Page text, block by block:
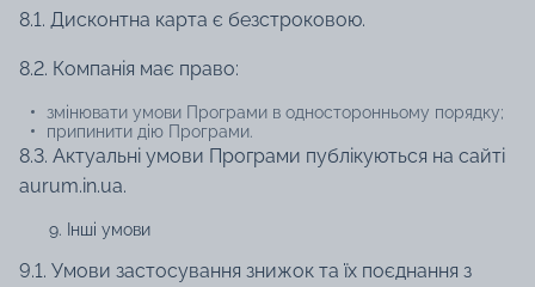
8.1. Дисконтна карта є безстроковою.
8.2. Компанія має право:
змінювати умови Програми в односторонньому порядку;
припинити дію Програми.
8.3. Актуальні умови Програми публікуються на сайті
aurum.in.ua.
Інші умови
9.1. Умови застосування знижок та їх поєднання з